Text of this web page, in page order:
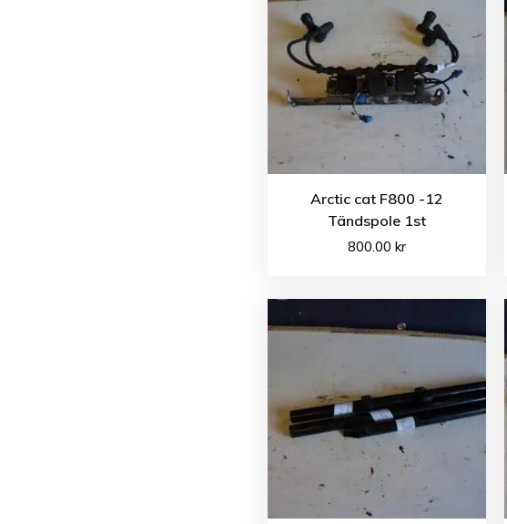
Arctic cat F800 -12
Tändspole 1st
800.00kr